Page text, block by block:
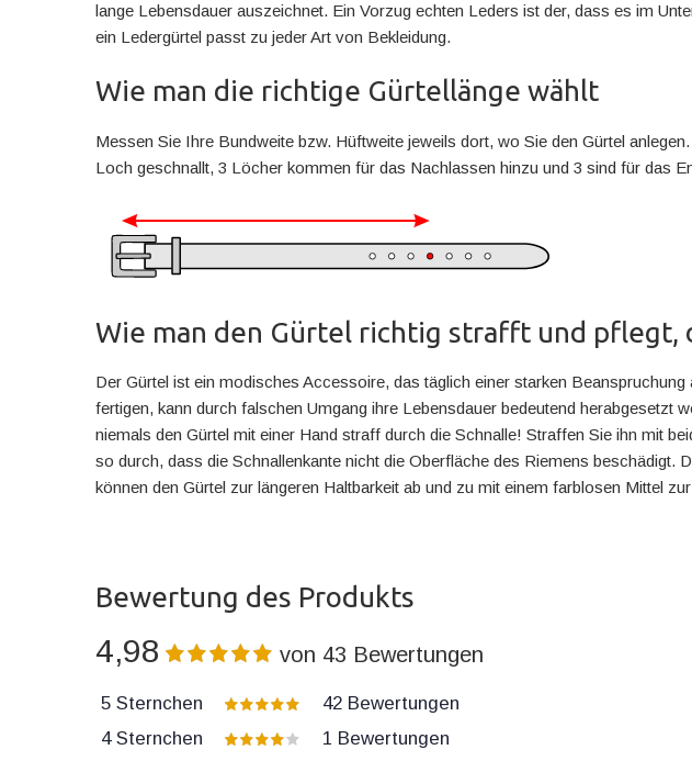
lange Lebensdauer auszeichnet. Ein Vorzug echten Leders ist der, dass es im
ein Ledergürtel passt zu jeder Art von Bekleidung.
Wie man die richtige Gürtellänge wählt
Messen Sie Ihre Bundweite bzw. Hüftweite jeweils dort, wo Sie den Gürtel
Loch geschnallt, 3 Löcher kommen für das Nachlassen hinzu und 3 sind für das
Wie man den Gürtel richtig strafft und pflegt,
Der Gürtel ist ein modisches Accessoire, das täglich einer starken
fertigen, kann durch falschen Umgang ihre Lebensdauer bedeutend herabgesetzt
niemals den Gürtel mit einer Hand straff durch die Schnalle! Straffen Sie ihn mit
so durch, dass die Schnallenkante nicht die Oberfläche des Riemens beschädigt.
können den Gürtel zur längeren Haltbarkeit ab und zu mit einem farblosen Mittel
Bewertung des Produkts
4,98 von 43 Bewertungen
5 Sternchen 42 Bewertungen
4 Sternchen
1 Bewertungen